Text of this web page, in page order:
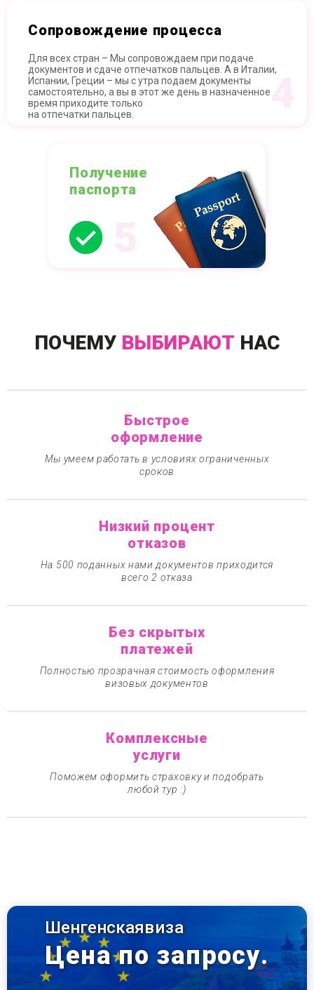
Сопровождение процесса
Для всех стран – Мы сопровождаем при подаче
документов и сдаче отпечатков пальцев. А в Италии,
Испании, Греции – мы с утра подаем документы
самостоятельно, а вы в этот же день в назначенное
время приходите только
на отпечатки пальцев.
Получение
паспорта
ПОЧЕМУ ВЫБИРАЮТ НАС
Быстрое
оформление
Мы умеем работать в условиях ограниченных
сроков
Низкий процент
отказов
На 500 поданных нами документов приходится
всего 2 отказа
Без скрытых
платежей
Полностью прозрачная стоимость оформления
визовых документов
Комплексные
услуги
Поможем оформить страховку и подобрать
любой тур :)
Шенгенскаявиза
Цена по запросу.